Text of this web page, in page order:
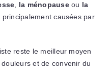
la ménopauseou la
principalement causées par
reste le meilleur moyen
et de convenir du